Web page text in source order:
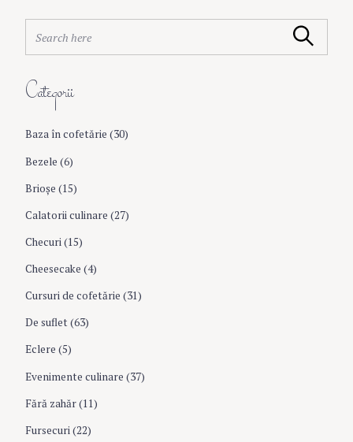
v
i
g
a
t
i
o
n
a
c
o
r
Search
Categorii
Baza în cofetărie (30)
Bezele (6)
Brioşe (15)
Calatorii culinare (27)
Checuri(15)
Cheesecake (4)
Cursuri de cofetărie (31)
De suflet(63)
Eclere (5)
Evenimente culinare (37)
Fără zahăr(11)
Fursecuri(22)